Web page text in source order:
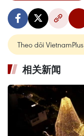
Theo dõi VietnamPlus
相关新闻